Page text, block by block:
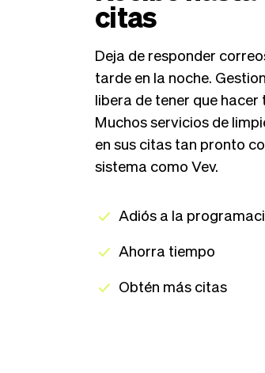
citas
Deja de responder
tarde en la noche.
libera de tener que
Muchos servicios de
en sus citas tan pronto
sistema como Vev.
Adiós a la
Ahorra tiempo
Obtén más citas